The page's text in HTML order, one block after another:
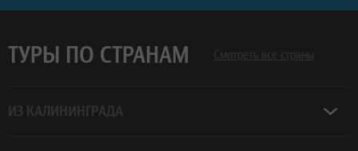
ТУРЫ ПО СТРАНАМ Смотреть все страны
ИЗ КАЛИНИНГРАДА